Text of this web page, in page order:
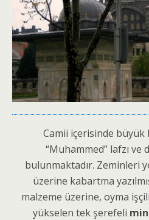
Camii içerisinde büyük
“Muhammed” lafzı
bulunmaktadır. Zeminleri
üzerine kabartma
malzeme üzerine, oyma
yükselen tek şerefeli